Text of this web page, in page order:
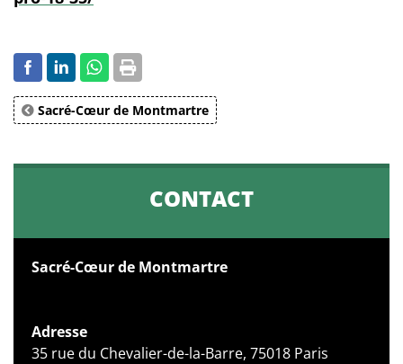
Sacré-Cœur de Montmartre
CONTACT
Sacré-Cœur de Montmartre
Adresse
35 rue du Chevalier-de-la-Barre, 75018 Paris